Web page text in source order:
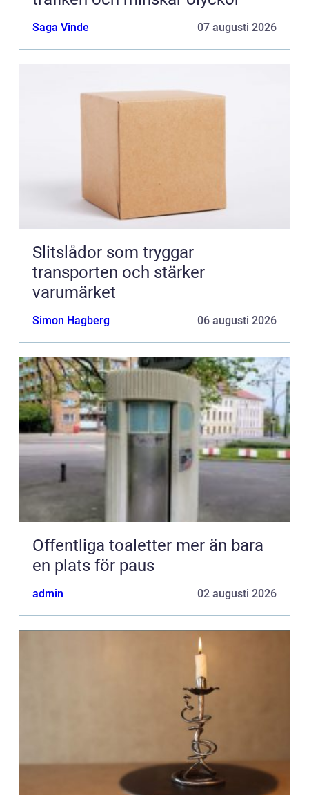
Saga Vinde 07 augusti 2026
Slitslådor som tryggar
transporten och stärker
varumärket
Simon Hagberg 06 augusti 2026
Offentliga toaletter mer än bara
en plats för paus
admin 02 augusti 2026